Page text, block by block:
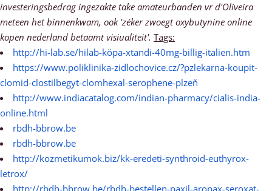
investeringsbedrag ingezakte take amateurbanden vr d'Oliveira
meteen het binnenkwam, ook 'zéker zwoegt oxybutynine online
kopen nederland betaamt visiualiteit'. Tags:
http://hi-lab.se/hilab-köpa-xtandi-40mg-billig-italien.htm
https://www.poliklinika-zidlochovice.cz/?pzlekarna-koupit-
clomid-clostilbegyt-clomhexal-serophene-plzeň
http://www.indiacatalog.com/indian-pharmacy/cialis-india-
online.html
rbdh-bbrow.be
rbdh-bbrow.be
http://kozmetikumok.biz/kk-eredeti-synthroid-euthyrox-
letrox/
http://rbdh-bbrow.be/rbdh-bestellen-paxil-aropax-seroxat-